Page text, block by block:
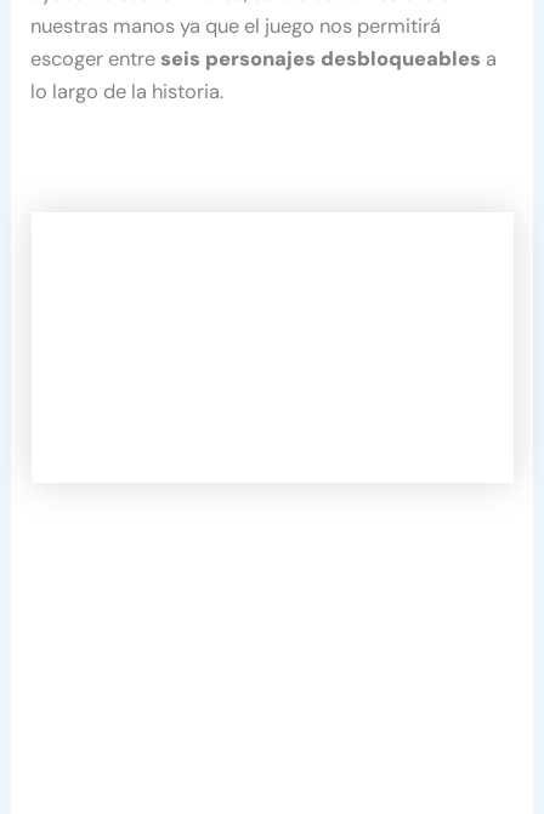
nuestras manos ya que el juego nos permitirá
escoger entreseis personajes desbloqueables a
lo largo de la historia.